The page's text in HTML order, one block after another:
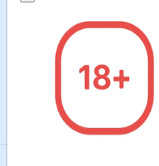
В КОШИК